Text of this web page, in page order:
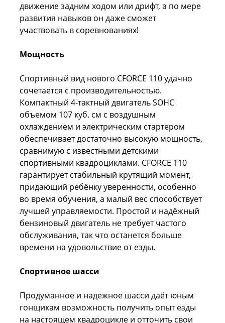
движение задним ходом или дрифт, а по мере
развития навыков он даже сможет
участвовать в соревнованиях!
Мощность
Спортивный вид нового CFORCE 110 удачно
сочетается с производительностью.
Компактный 4-тактный двигатель SOHC
объемом 107 куб. см с воздушным
охлаждением и электрическим стартером
обеспечивает достаточно высокую мощность,
сравнимую с известными детскими
спортивными квадроциклами. CFORCE 110
гарантирует стабильный крутящий момент,
придающий ребёнку уверенности, особенно
во время обучения, а малый вес способствует
лучшей управляемости. Простой и надёжный
бензиновый двигатель не требует частого
обслуживания, так что останется больше
времени на удовольствие от езды.
Спортивное шасси
Продуманное и надежное шасси даёт юным
гонщикам возможность получить опыт езды
на настоящем квадроцикле и отточить свои